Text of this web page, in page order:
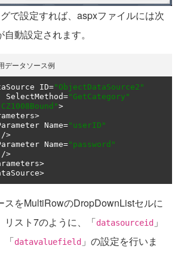
で設定すれば、aspxファイルには次
動設定されます。
データソース例
ID="ObjectDataSource2"
SelectMethod="GetCategory"
>
>
Name="userID"
/>
Name="password"
/>
>
>
をMultiRowのDropDownListセルに
リスト7のように、「datasourceid 」
「datavaluefield 」の設定を行いま